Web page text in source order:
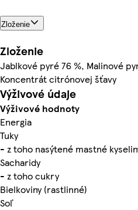
Zloženie
Zloženie
Jablkové pyré 76 %, Malinové
Koncentrát citrónovej šťavy
Výživové údaje
Výživové hodnoty
Energia
Tuky
- z toho nasýtené mastné
Sacharidy
- z toho cukry
Bielkoviny (rastlinné)
Soľ